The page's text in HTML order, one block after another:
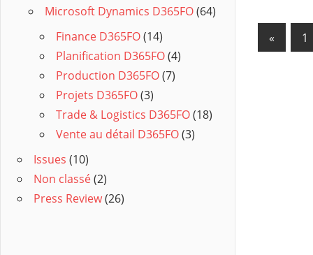
«
Posts
1
Microsoft Dynamics D365FO(64)
Finance D365FO(14)
Planification D365FO(4)
Production D365FO(7)
Projets D365FO(3)
Trade & Logistics D365FO(18)
Vente au détail D365FO(3)
Issues (10)
Non classé(2)
Press Review(26)